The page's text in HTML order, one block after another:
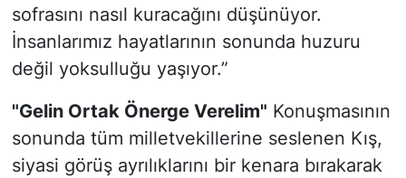
sofrasını nasıl kuracağını düşünüyor.
İnsanlarımız hayatlarının sonunda huzuru
değil yoksulluğu yaşıyor.”
"Gelin Ortak Önerge Verelim" Konuşmasının
sonunda tüm milletvekillerine seslenen Kış,
siyasi görüş ayrılıklarını bir kenara bırakarak